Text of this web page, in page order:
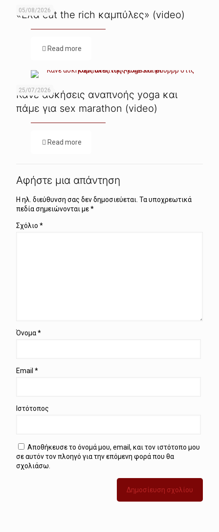
05/08/2026
«Ελα eat the rich καμπύλες» (video)
Read more
25/07/2026
Κάνε ασκήσεις αναπνοής yoga και
πάμε για sex marathon (video)
Read more
Αφήστε μια απάντηση
Η ηλ. διεύθυνση σας δεν δημοσιεύεται. Τα υποχρεωτικά
πεδία σημειώνονται με*
Σχόλιο *
Όνομα*
Email *
Ιστότοπος
Αποθήκευσε το όνομά μου, email, και τον ιστότοπο μου
σε αυτόν τον πλοηγό για την επόμενη φορά που θα
σχολιάσω.